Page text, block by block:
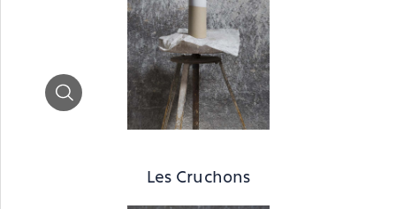
Les Cruchons